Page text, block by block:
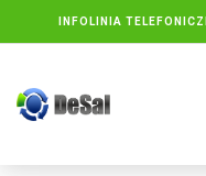
INFOLINIA
PONIEDZIAŁKU DO